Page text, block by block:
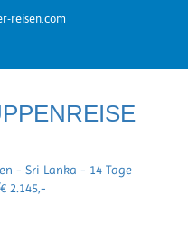
reisen.com
- Sri Lanka - 14 Tage
2.145,-